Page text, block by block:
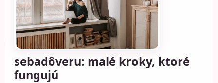
sebadôveru: malé kroky, ktoré
fungujú